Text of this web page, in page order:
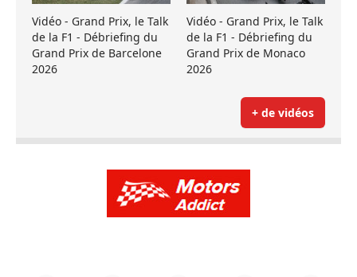
Vidéo - Grand Prix, le Talk
de la F1 - Débriefing du
Grand Prix de Barcelone
2026
Vidéo - Grand Prix, le Talk
de la F1 - Débriefing du
Grand Prix de Monaco
2026
+ de vidéos